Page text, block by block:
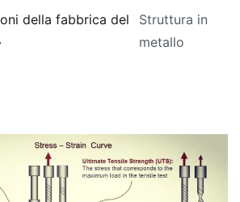
della fabbrica del
Struttura in
metallo